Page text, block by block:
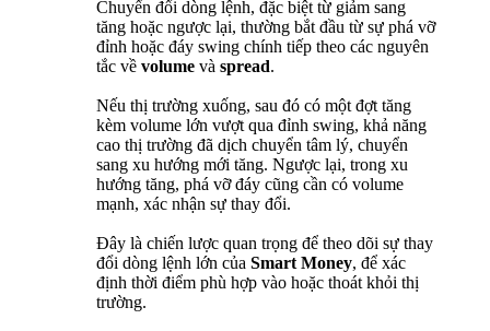
Chuyển đổi dòng lệnh, đặc biệt từ giảm sang
tăng hoặc ngược lại, thường bắt đầu từ sự phá vỡ
đỉnh hoặc đáy swing chính tiếp theo các nguyên
tắc về volume và spread.
Nếu thị trường xuống, sau đó có một đợt tăng
kèm volume lớn vượt qua đỉnh swing, khả năng
cao thị trường đã dịch chuyển tâm lý, chuyển
sang xu hướng mới tăng. Ngược lại, trong xu
hướng tăng, phá vỡ đáy cũng cần có volume
mạnh, xác nhận sự thay đổi.
Đây là chiến lược quan trọng để theo dõi sự thay
đổi dòng lệnh lớn của Smart Money, để xác
định thời điểm phù hợp vào hoặc thoát khỏi thị
trường.